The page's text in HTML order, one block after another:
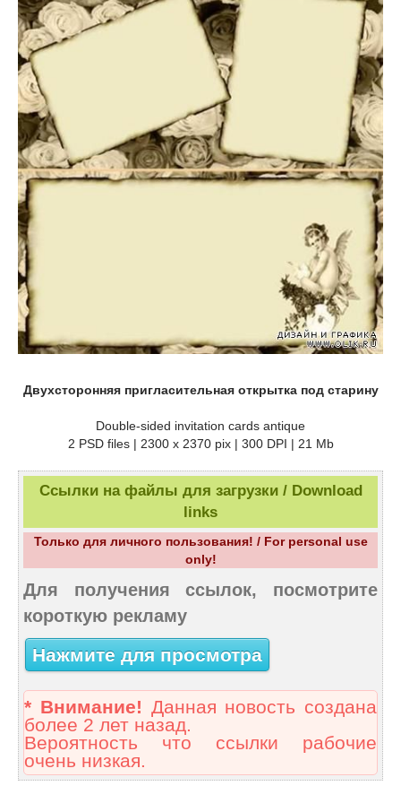
Двухсторонняя пригласительная открытка под старину
Double-sided invitation cards antique
2 PSD files | 2300 x 2370 pix | 300 DPI | 21 Mb
Ссылки на файлы для загрузки / Download
links
Только для личного пользования! / For personal use
only!
Для получения ссылок, посмотрите
короткую рекламу
Нажмите для просмотра
* Внимание! Данная новость создана
более 2 лет назад.
Вероятность что ссылки рабочие
очень низкая.